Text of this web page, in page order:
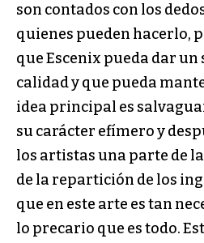
son contados con los
quienes pueden hacerlo,
que Escenix pueda dar un
calidad y que pueda
idea principal es
su carácter efímero y
los artistas una parte de
de la repartición de los
que en este arte es tan
lo precario que es todo.